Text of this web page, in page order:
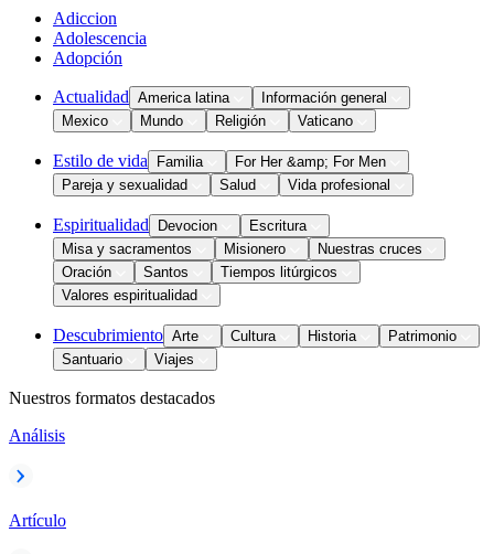
Adiccion
Adolescencia
Adopción
Actualidad America latina
Información general
Mexico
Mundo Religión Vaticano
Estilo de vida Familia
For Her &amp; For Men
Pareja y sexualidad
Salud Vida profesional
Espiritualidad Devocion
Escritura
Misa y sacramentos
Misionero
Nuestras cruces
Oración
Santos
Tiempos litúrgicos
Valores espiritualidad
Descubrimiento Arte Cultura Historia
Patrimonio
Santuario
Viajes
Nuestros formatos destacados
Análisis
Artículo